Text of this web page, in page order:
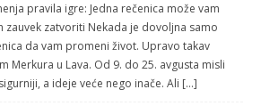
pravila igre: Jedna rečenica može vam
zauvek zatvoriti Nekada je dovoljna samo
da vam promeni život. Upravo takav
Merkura u Lava. Od 9. do 25. avgusta misli
a ideje veće nego inače. Ali […]